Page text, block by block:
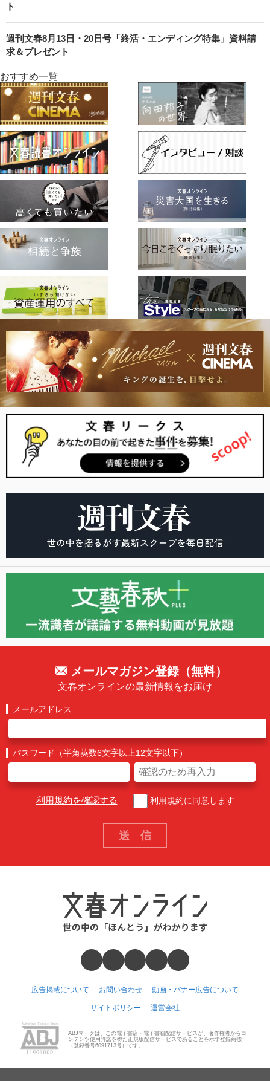
ト
週刊文春8月13日・20日号「終活・エンディング特集」資料請
求＆プレゼント
おすすめ一覧
メールマガジン登録（無料）
文春オンラインの最新情報をお届け
メールアドレス
パスワード（半角英数6文字以上12文字以下）
利用規約を確認する 利用規約に同意します
広告掲載について お問い合わせ 動画・バナー広告について
サイトポリシー 運営会社
ABJマークは、この電子書店・電子書籍配信サービスが、著作権者からコ
ンテンツ使用許諾を得た正規版配信サービスであることを示す登録商標
（登録番号6091713号）です。